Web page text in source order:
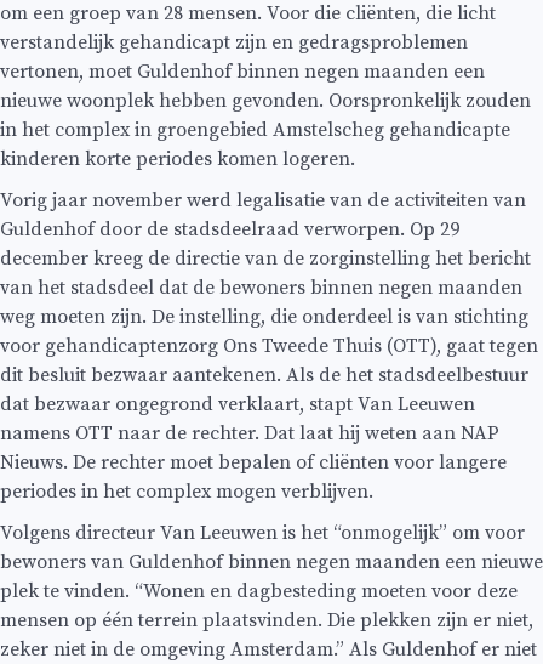
om een groep van 28 mensen. Voor die cliënten, die licht
verstandelijk gehandicapt zijn en gedragsproblemen
vertonen, moet Guldenhof binnen negen maanden een
nieuwe woonplek hebben gevonden. Oorspronkelijk zouden
in het complex in groengebied Amstelscheg gehandicapte
kinderen korte periodes komen logeren.
Vorig jaar november werd legalisatie van de activiteiten van
Guldenhof door de stadsdeelraad verworpen. Op 29
december kreeg de directie van de zorginstelling het bericht
van het stadsdeel dat de bewoners binnen negen maanden
weg moeten zijn. De instelling, die onderdeel is van stichting
voor gehandicaptenzorg Ons Tweede Thuis (OTT), gaat tegen
dit besluit bezwaar aantekenen. Als de het stadsdeelbestuur
dat bezwaar ongegrond verklaart, stapt Van Leeuwen
namens OTT naar de rechter. Dat laat hij weten aan NAP
Nieuws. De rechter moet bepalen of cliënten voor langere
periodes in het complex mogen verblijven.
Volgens directeur Van Leeuwen is het “onmogelijk” om voor
bewoners van Guldenhof binnen negen maanden een nieuwe
plek te vinden. “Wonen en dagbesteding moeten voor deze
mensen op één terrein plaatsvinden. Die plekken zijn er niet,
zeker niet in de omgeving Amsterdam.” Als Guldenhof er niet